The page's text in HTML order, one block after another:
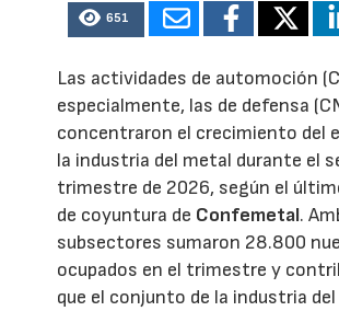
651
Las actividades de automoción
especialmente, las de defensa
concentraron el crecimiento del
la industria del metal durante el
trimestre de 2026, según el
de coyuntura de Confemetal.
subsectores sumaron 28.800
ocupados en el trimestre y
que el conjunto de la industria